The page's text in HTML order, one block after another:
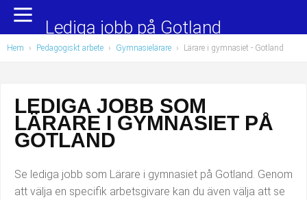
Yrkesområden
Administration, ekonomi, juridik
Chefer och verksamhetsledare
Data/IT
Försäljning, inköp, marknadsföring
Populära jobb
Undersköterska, hemtjänst och äldreboende
Barnskötare
Lärare i förskola/Förskollärare
Lagerarbetare
Lediga jobb på Gotland
Hem › Pedagogiskt arbete › Gymnasielärare › Lärare i gymnasiet - Gotland
LEDIGA JOBB SOM
LÄRARE I GYMNASIET PÅ
GOTLAND
Se lediga jobb som Lärare i gymnasiet på Gotland. Genom
att välja en specifik arbetsgivare kan du även välja att se